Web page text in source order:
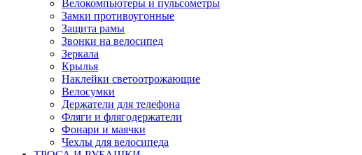
Велокомпьютеры и пульсометры
Замки противоугонные
Защита рамы
Звонки на велосипед
Зеркала
Крылья
Наклейки светоотрожающие
Велосумки
Держатели для телефона
Фляги и флягодержатели
Фонари и маячки
Чехлы для велосипеда